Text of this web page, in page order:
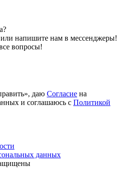
напишите нам в мессенджеры!
вопросы!
даю Согласие на
и соглашаюсь с Политикой
данных